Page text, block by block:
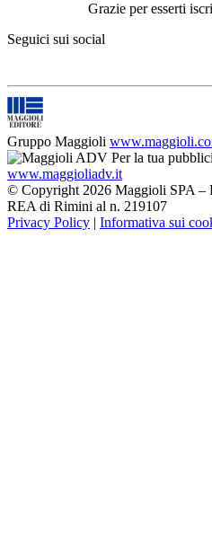
Grazie per esserti
Seguici sui social
Gruppo Maggioli
Per la tua
www.maggioliadv.it
© Copyright 2026 Maggioli SPA –
REA di Rimini al n. 219107
Privacy Policy | Informativa sui